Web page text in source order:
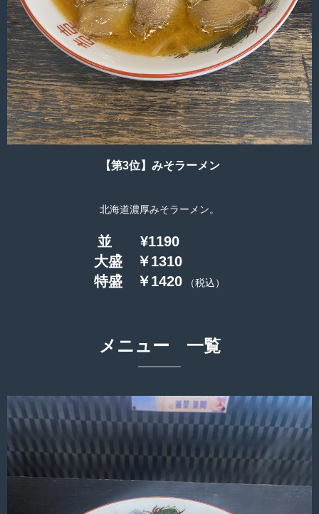
【第3位】みそラーメン
北海道濃厚みそラーメン。
並 ¥1190
大盛 ￥1310
特盛 ￥1420
（税込）
メニュー 一覧